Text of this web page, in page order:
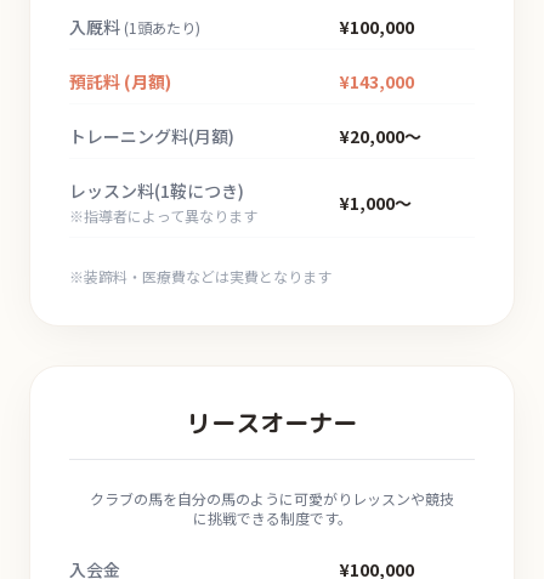
入厩料 (1頭あたり) ¥100,000
預託料 (月額) ¥143,000
トレーニング料(月額) ¥20,000〜
レッスン料(1鞍につき)
※指導者によって異なります
¥1,000〜
※装蹄料・医療費などは実費となります
リースオーナー
クラブの馬を自分の馬のように可愛がり レッスンや競技
に挑戦できる制度です。
入会金 ¥100,000